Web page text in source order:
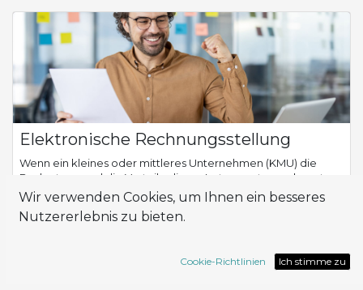
Elektronische Rechnungsstellung
Wenn ein kleines oder mittleres Unternehmen (KMU) die
Bedeutung und die Vorteile dieses Instruments anerkennt, es
aber nicht einsetzt, könnte es zu einem Hindernis für das
Wachstum und die Wettbewerbs...
Wir verwenden Cookies, um Ihnen ein besseres
Nutzererlebnis zu bieten.
Cookie-Richtlinien Ich stimme zu